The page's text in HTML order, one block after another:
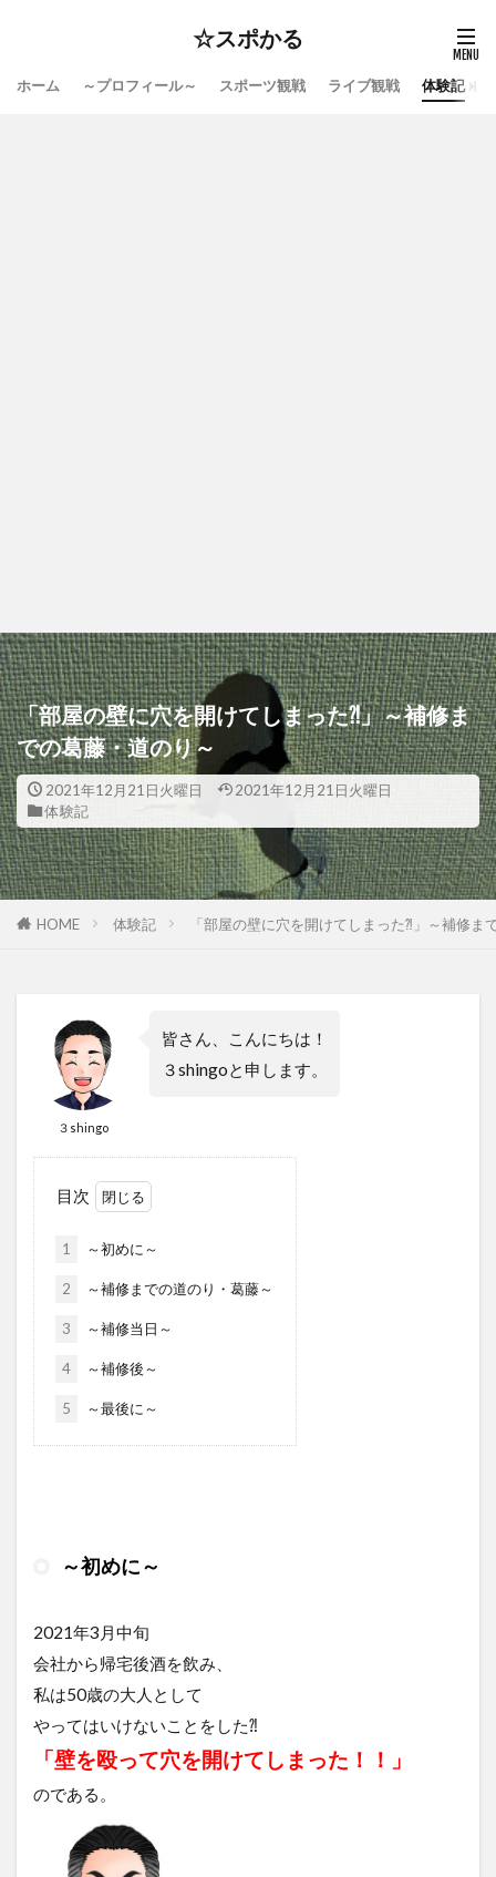
☆スポかる
ホーム ～プロフィール～ スポーツ観戦 ライブ観戦 体験記
「部屋の壁に穴を開けてしまった⁈」～補修ま
での葛藤・道のり～
2021年12月21日火曜日
2021年12月21日火曜日
体験記
HOME 体験記 「部屋の壁に穴を開けてしまった⁈」～補修ま
３shingo
皆さん、こんにちは！
３shingoと申します。
目次
1 ～初めに～
2 ～補修までの道のり・葛藤～
3 ～補修当日～
4 ～補修後～
5 ～最後に～
～初めに～
2021年3月中旬
会社から帰宅後酒を飲み、
私は50歳の大人として
やってはいけないことをした⁈
「壁を殴って穴を開けてしまった！！」
のである。